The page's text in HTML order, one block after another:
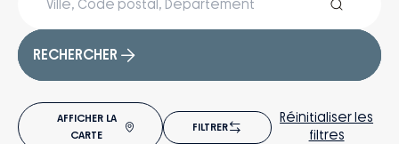
RECHERCHER
AFFICHER LA
CARTE
FILTRER
Réinitialiser les
filtres